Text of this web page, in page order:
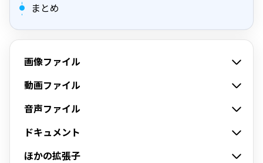
まとめ
画像ファイル
動画ファイル
音声ファイル
ドキュメント
ほかの拡張子